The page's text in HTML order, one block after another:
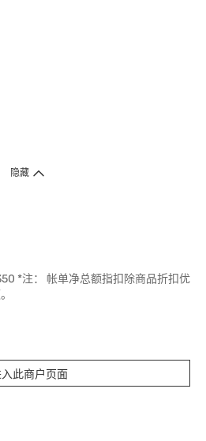
隐藏
*注： 帐单净总额指扣除商品折扣优
此商户页面